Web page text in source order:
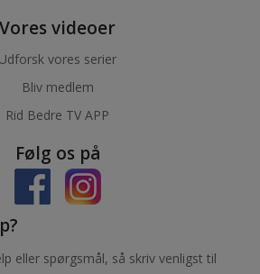
Vores videoer
Udforsk vores serier
Bliv medlem
Rid Bedre TV APP
Følg os på
eller spørgsmål, så skriv venligst til